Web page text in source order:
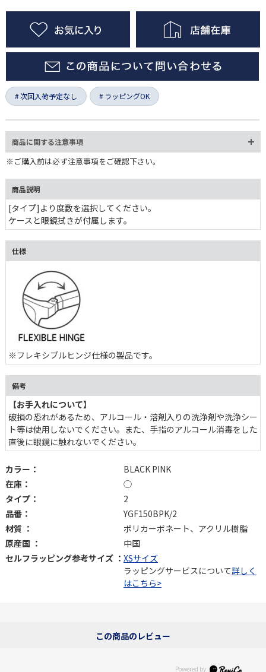
次回入荷予定なし ラッピングOK
商品に関する注意事項
※ご購入前は必ず注意事項をご確認下さい。
商品説明
[タイプ]より度数を選択してください。
ケースと眼鏡拭きが付属します。
仕様
※フレキシブルヒンジ仕様の製品です。
備考
【お手入れについて】
破損の恐れがあるため、アルコール・溶剤入りの洗浄剤や洗浄シー
ト等は使用しないでください。また、手指のアルコール消毒をした
直後に眼鏡に触れないでください。
カラー：
BLACK PINK
在庫：
◯
タイプ：
2
品番：
YGF150BPK/2
材質 ：
ポリカーボネート、アクリル樹脂
原産国 ：
中国
セルフラッピング参考サイズ ： XSサイズ
ラッピングサービスについて詳しく
はこちら>
この商品のレビュー